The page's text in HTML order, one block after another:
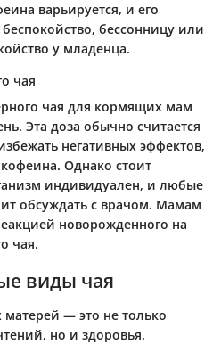
варьируется, и его
бессонницу или
у младенца.
чая
чая для кормящих мам
Эта доза обычно считается
негативных эффектов,
Однако стоит
индивидуален, и любые
обсуждать с врачом. Мамам
новорожденного на
чая.
виды чая
— это не только
но и здоровья.